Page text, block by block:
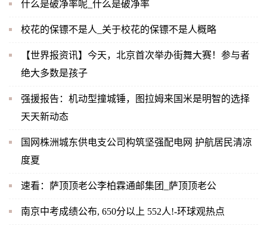
什么是破净率呢_什么是破净率
校花的保镖不是人_关于校花的保镖不是人概略
【世界报资讯】今天，北京首次举办街舞大赛！参与者
绝大多数是孩子
强援报告：机动型撞城锤，图拉姆来国米是明智的选择
天天新动态
国网株洲城东供电支公司构筑坚强配电网 护航居民清凉
度夏
速看：萨顶顶老公李柏霖通邮集团_萨顶顶老公
南京中考成绩公布, 650分以上 552人!-环球观热点